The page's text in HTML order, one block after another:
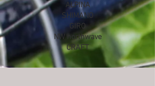
ALPINA
SHIMANO
GIRO
NW northwave
CRAFT